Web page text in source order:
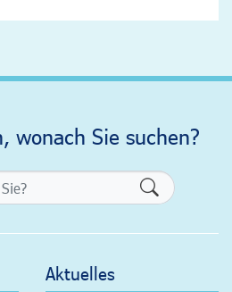
wonach Sie suchen?
Aktuelles